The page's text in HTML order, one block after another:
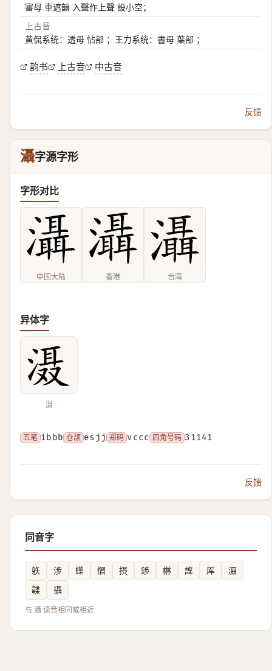
審母 車遮韻 入聲作上聲 設小空；
上古音
黄侃系统：透母 怗部 ；王力系统：書母 葉部 ；
韵书 上古音 中古音
反馈
灄字源字形
字形对比
中国大陆 香港 台湾
异体字
滠
五笔 ibbb 仓颉 esjj 郑码 vccc 四角号码 31141
反馈
同音字
䠶 涉 蠂 慴 摂 䤮 㴇 䜓 厍
滠
韘
攝
与 灄 读音相同或相近